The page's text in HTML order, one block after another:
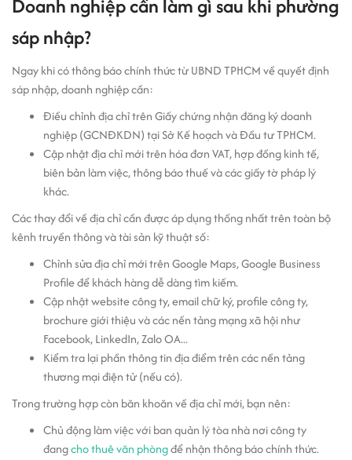
Doanh nghiệp cần làm gì sau khi phường
sáp nhập?
Ngay khi có thông báo chính thức từ UBND TPHCM về quyết định
sáp nhập, doanh nghiệp cần:
Điều chỉnh địa chỉ trên Giấy chứng nhận đăng ký doanh
nghiệp (GCNĐKDN) tại Sở Kế hoạch và Đầu tư TPHCM.
Cập nhật địa chỉ mới trên hóa đơn VAT, hợp đồng kinh tế,
biên bản làm việc, thông báo thuế và các giấy tờ pháp lý
khác.
Các thay đổi về địa chỉ cần được áp dụng thống nhất trên toàn bộ
kênh truyền thông và tài sản kỹ thuật số:
Chỉnh sửa địa chỉ mới trên Google Maps, Google Business
Profile để khách hàng dễ dàng tìm kiếm.
Cập nhật website công ty, email chữ ký, profile công ty,
brochure giới thiệu và các nền tảng mạng xã hội như
Facebook, LinkedIn, Zalo OA...
Kiểm tra lại phần thông tin địa điểm trên các nền tảng
thương mại điện tử (nếu có).
Trong trường hợp còn băn khoăn về địa chỉ mới, bạn nên:
Chủ động làm việc với ban quản lý tòa nhà nơi công ty
đangcho thuê văn phòngđể nhận thông báo chính thức.